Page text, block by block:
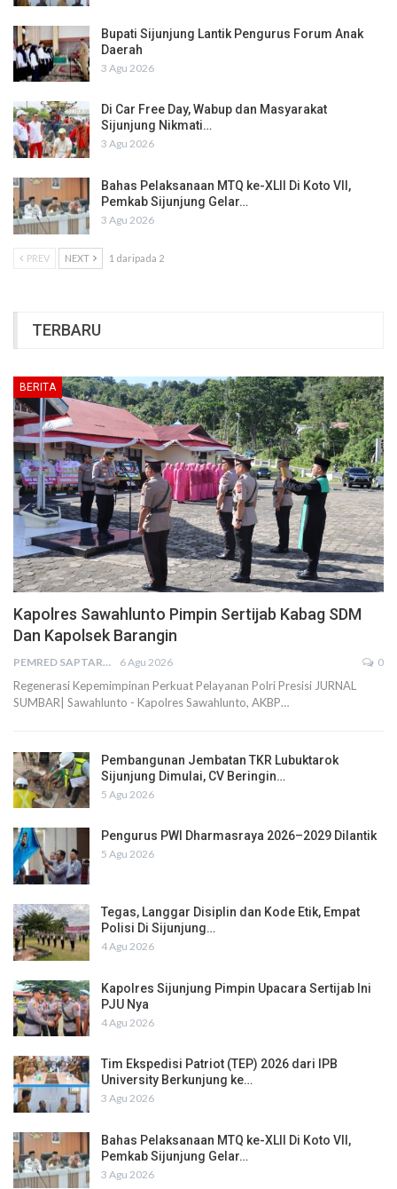
Bupati Sijunjung Lantik Pengurus Forum Anak
Daerah
3 Agu 2026
Di Car Free Day, Wabup dan Masyarakat
Sijunjung Nikmati…
3 Agu 2026
Bahas Pelaksanaan MTQ ke-XLII Di Koto VII,
Pemkab Sijunjung Gelar…
3 Agu 2026
PREV NEXT 1 daripada 2
TERBARU
BERITA
Kapolres Sawahlunto Pimpin Sertijab Kabag SDM
Dan Kapolsek Barangin
PEMRED SAPTARIUS 6 Agu 2026 0
Regenerasi Kepemimpinan Perkuat Pelayanan Polri Presisi JURNAL
SUMBAR| Sawahlunto - Kapolres Sawahlunto, AKBP…
Pembangunan Jembatan TKR Lubuktarok
Sijunjung Dimulai, CV Beringin…
5 Agu 2026
Pengurus PWI Dharmasraya 2026–2029 Dilantik
5 Agu 2026
Tegas, Langgar Disiplin dan Kode Etik, Empat
Polisi Di Sijunjung…
4 Agu 2026
Kapolres Sijunjung Pimpin Upacara Sertijab Ini
PJU Nya
4 Agu 2026
Tim Ekspedisi Patriot (TEP) 2026 dari IPB
University Berkunjung ke…
3 Agu 2026
Bahas Pelaksanaan MTQ ke-XLII Di Koto VII,
Pemkab Sijunjung Gelar…
3 Agu 2026